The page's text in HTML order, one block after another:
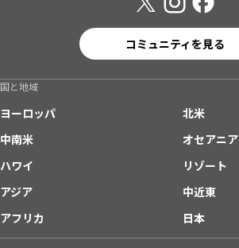
コミュニティを見る
国と地域
ヨーロッパ
北米
中南米
オセアニア
ハワイ
リゾート
アジア
中近東
アフリカ
日本